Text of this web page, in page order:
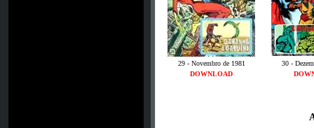
29 - Novembro de 1981
30 -
DOWNLOAD